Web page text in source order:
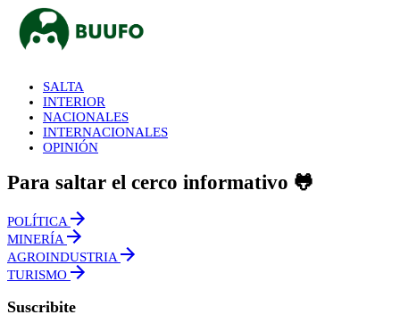
SALTA
INTERIOR
NACIONALES
INTERNACIONALES
OPINIÓN
Para saltar el cerco informativo 🐸
POLÍTICA
MINERÍA
AGROINDUSTRIA
TURISMO
Suscribite